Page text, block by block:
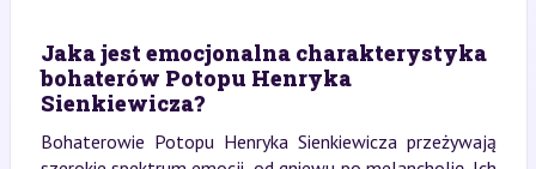
Jaka jest emocjonalna charakterystyka
bohaterów Potopu Henryka
Sienkiewicza?
Bohaterowie Potopu Henryka Sienkiewicza przeżywają